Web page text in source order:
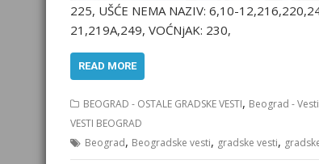
225, UŠĆE NEMA NAZIV: 6,10-
21,219A,249, VOĆNjAK: 230,
READ MORE
BEOGRAD - OSTALE GRADSKE VESTI, Beograd -
VESTI BEOGRAD
Beograd, Beogradske vesti, gradske vesti,